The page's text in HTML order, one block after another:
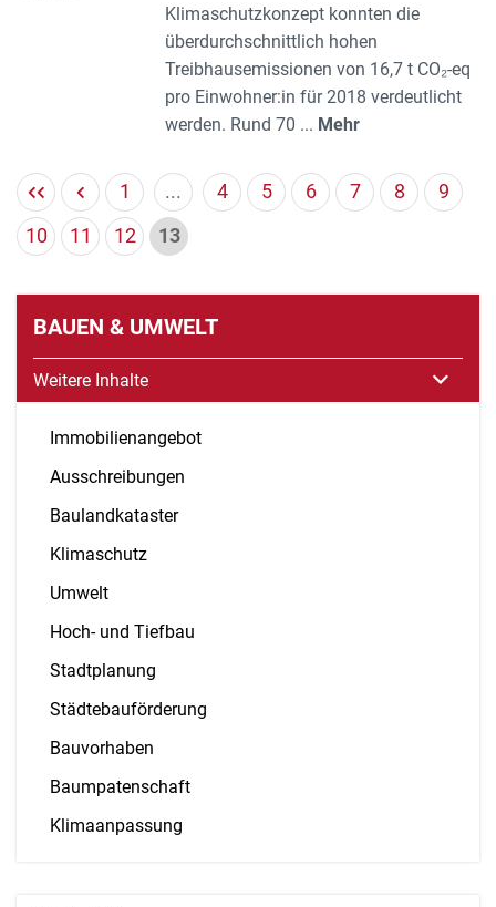
Klimaschutzkonzept konnten die
überdurchschnittlich hohen
Treibhausemissionen von 16,7 t CO₂-eq
pro Einwohner:in für 2018 verdeutlicht
werden. Rund 70 ... Mehr
1 ... 4 5 6 7 8
9
10
11 12 13
BAUEN & UMWELT
Weitere Inhalte
Immobilienangebot
Ausschreibungen
Baulandkataster
Klimaschutz
Umwelt
Hoch- und Tiefbau
Stadtplanung
Städtebauförderung
Bauvorhaben
Baumpatenschaft
Klimaanpassung